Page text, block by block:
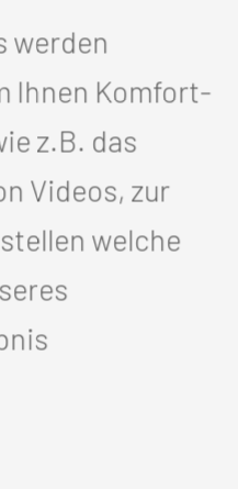
ct.de
werden
Ihnen Komfort-
z.B. das
Videos, zur
welche